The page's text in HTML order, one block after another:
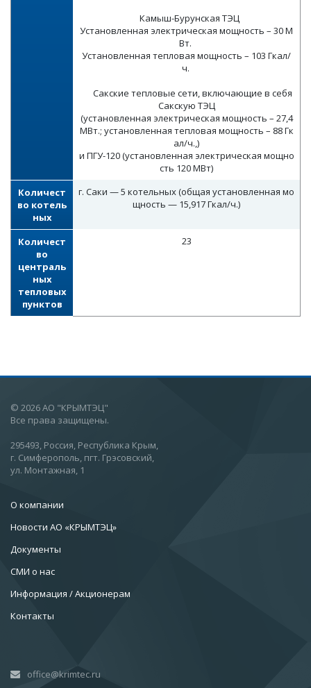
Камыш-Бурунская ТЭЦ
Установленная электрическая мощность – 30 М
Вт.
Установленная тепловая мощность – 103 Гкал/
ч.
Сакские тепловые сети, включающие в себя
Сакскую ТЭЦ
(установленная электрическая мощность – 27,4
МВт.; установленная тепловая мощность – 88 Гк
ал/ч.,)
и ПГУ-120 (установленная электрическая мощно
сть 120 МВт)
Количест
во котель
ных
г. Саки — 5 котельных (общая установленная мо
щность — 15,917 Гкал/ч.)
Количест
во
централь
ных
тепловых
пунктов
23
© 2026 АО "КРЫМТЭЦ"
Все права защищены.
295493, Россия, Республика Крым,
г. Симферополь, пгт. Грэсовский,
ул. Монтажная, 1
О компании
Новости АО «КРЫМТЭЦ»
Документы
СМИ о нас
Информация / Акционерам
Контакты
office@krimtec.ru